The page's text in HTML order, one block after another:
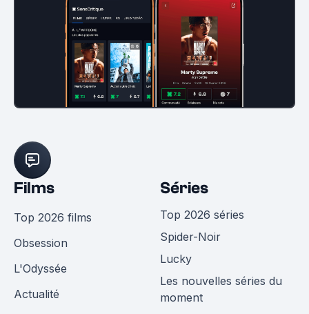
Films
Top 2026 films
Obsession
L'Odyssée
Actualité
Séries
Top 2026 séries
Spider-Noir
Lucky
Les nouvelles séries du
moment